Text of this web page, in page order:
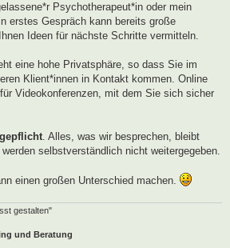
Psychotherapeut*in oder mein
erstes Gespräch kann bereits große
Ideen für nächste Schritte vermitteln.
eine hohe Privatsphäre, so dass Sie im
Klient*innen in Kontakt kommen. Online
Videokonferenzen, mit dem Sie sich sicher
. Alles, was wir besprechen, bleibt
selbstverständlich nicht weitergegeben.
einen großen Unterschied machen.
gestalten"
und Beratung